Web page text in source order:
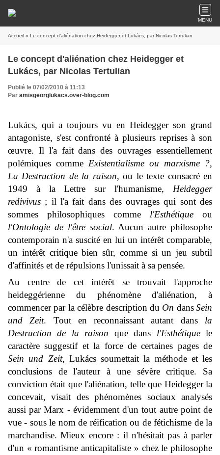
MENU
Accueil » Le concept d'aliénation chez Heidegger et Lukács, par Nicolas Tertulian
Le concept d'aliénation chez Heidegger et
Lukács, par Nicolas Tertulian
Publié le 07/02/2010 à 11:13
Par amisgeorglukacs.over-blog.com
Lukács, qui a toujours vu en Heidegger son grand
antagoniste, s'est confronté à plusieurs reprises à son
œuvre. Il l'a fait dans des ouvrages essentiellement
polémiques comme Existentialisme ou marxisme ?,
La Destruction de la raison, ou le texte consacré en
1949 à la Lettre sur l'humanisme, Heidegger
redivivus ; il l'a fait dans des ouvrages qui sont des
sommes philosophiques comme l'Esthétique ou
l'Ontologie de l'être social. Aucun autre philosophe
contemporain n'a suscité en lui un intérêt comparable,
un intérêt critique bien sûr, comme si un jeu subtil
d'affinités et de répulsions l'unissait à sa pensée.
Au centre de cet intérêt se trouvait l'approche
heideggérienne du phénomène d'aliénation, à
commencer par la célèbre description du On dans Sein
und Zeit. Tout en reconnaissant autant dans la
Destruction de la raison que dans l'Esthétiquele
caractère suggestif et la force de certaines pages de
Sein und Zeit, Lukács soumettait la méthode et les
conclusions de l'auteur à une sévère critique. Sa
conviction était que l'aliénation, telle que Heidegger la
concevait, visait des phénomènes sociaux analysés
aussi par Marx - évidemment d'un tout autre point de
vue - sous le nom de réification ou de fétichisme de la
marchandise. Mieux encore : il n'hésitait pas à parler
d'un « romantisme anticapitaliste » chez le philosophe